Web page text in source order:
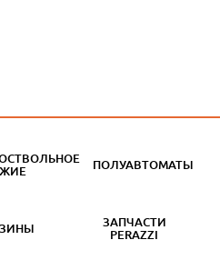
ПОЛУАВТОМАТЫ
ЗАПЧАСТИ
PERAZZI